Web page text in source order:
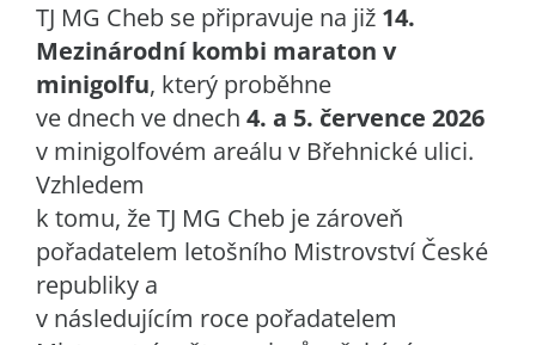
TJ MG Cheb se připravuje na již 14.
Mezinárodní kombi maraton v
minigolfu, který proběhne
ve dnech ve dnech 4. a 5. července 2026
v minigolfovém areálu v Břehnické ulici.
Vzhledem
k tomu, že TJ MG Cheb je zároveň
pořadatelem letošního Mistrovství České
republiky a
v následujícím roce pořadatelem